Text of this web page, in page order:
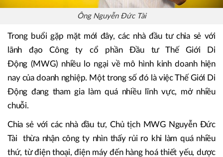
Ông Nguyễn Đức Tài
Trong buổi gặp mặt mới đây, các nhà đầu tư chia sẻ với
lãnh đạo Công ty cổ phần Đầu tư Thế Giới Di
Động (MWG) nhiều lo ngại về mô hình kinh doanh hiện
nay của doanh nghiệp. Một trong số đó là việc Thế Giới Di
Động đang tham gia làm quá nhiều lĩnh vực, mở nhiều
chuỗi.
Chia sẻ với các nhà đầu tư, Chủ tịch MWG Nguyễn Đức
Tài thừa nhận công ty nhìn thấy rủi ro khi làm quá nhiều
thứ, từ điện thoại, điện máy đến hàng hoá thiết yếu, dược